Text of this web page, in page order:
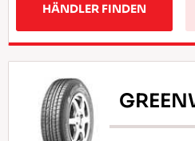
HÄNDLER FINDEN